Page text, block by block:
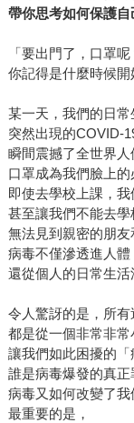
帶你思考如何保護自
「要出門了，口罩呢
你記得是什麼時候
某一天，我們的日常
突然出現的COVID-
瞬間震撼了全世界人
口罩成為我們臉上的
即使去學校上課，我
甚至讓我們不能去學
無法見到親密的朋友
病毒不僅滲透進人體
還從個人的日常生活
令人驚訝的是，所有
都是從一個非常非常
讓我們如此困擾的「
誰是病毒爆發的真正
病毒又如何改變了我
最重要的是，